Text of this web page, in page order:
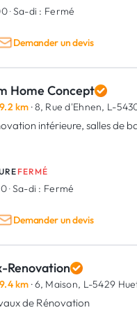
·Sa-di : Fermé
Demander un devis
Home Concept
9.2 km · 8, Rue d'Ehnen, L-
intérieure, salles de
FERMÉ
·Sa-di : Fermé
Demander un devis
Renovation
9.4 km · 6, Maison, L-5429
de Rénovation